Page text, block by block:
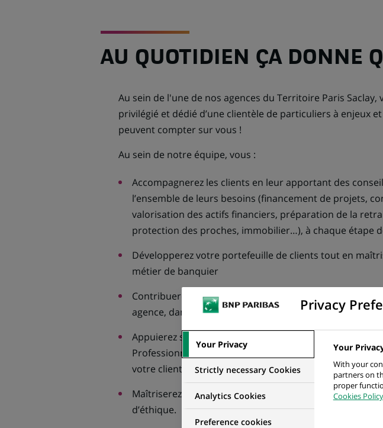
AU QUOTIDIEN ÇA DONNE
Au sein de l'une de nos agences du Territoire Paris Saclay,
privilégié et dédié d’une clientèle de particuliers à enjeux
peuvent compter sur vous !
Au sein de notre équipe, vous :
Accompagnerez les clients en leur apportant des
l’ensemble de leurs besoins (financement de projets,
valorisation des actifs financiers, préparation de la
protection des proches, immobilier…), à chaque étape
Développerez votre portefeuille de clients tout en
métier de banquier
Contribuerez activement à la réalisation des objectifs
agence, dans le respect des intérêts clients
Appuierez sur l’expertise de la Banque Privée ou des
Professionnels pour apporter des solutions en fonction
votre clientèle
Maîtriserez les risques liés à l’activité en appliquant les
d’éthique.
Privacy
Your Privacy
Strictly necessary Cookies
Analytics Cookies
Preference cookies
Your
With your
partners on
proper
Cookies Policy